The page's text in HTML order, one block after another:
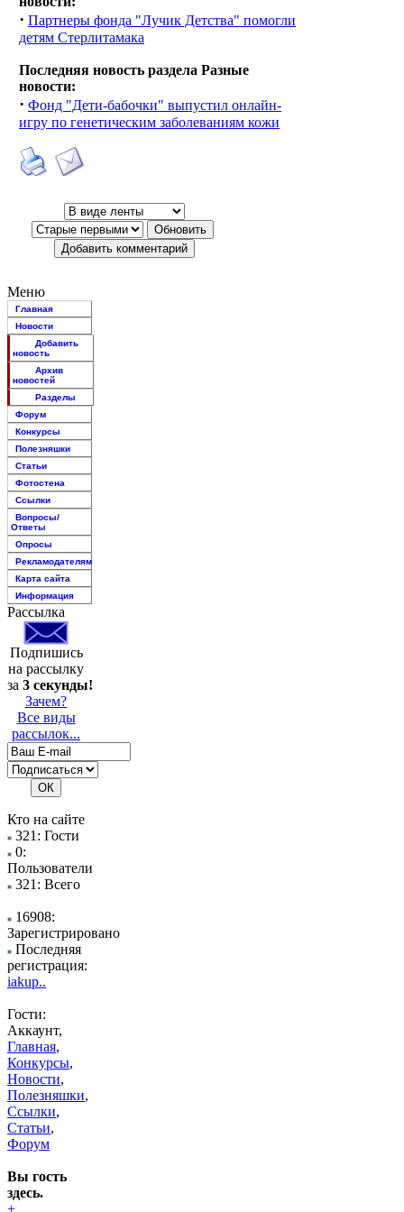
· Партнеры фонда "Лучик Детства" помогли
детям Стерлитамака
Последняя новость раздела Разные
новости:
· Фонд "Дети-бабочки" выпустил онлайн-
игру по генетическим заболеваниям кожи
Меню
Главная
Новости
Добавить
новость
Архив
новостей
Разделы
Форум
Конкурсы
Полезняшки
Статьи
Фотостена
Ссылки
Вопросы/
Ответы
Опросы
Рекламодателям
Карта сайта
Информация
Рассылка
Подпишись
на рассылку
за 3 секунды!
Зачем?
Все виды
рассылок...
Кто на сайте
321: Гости
0:
Пользователи
321: Всего
16908:
Зарегистрировано
Последняя
регистрация:
iakup..
Гости:
Аккаунт,
Главная,
Конкурсы,
Новости,
Полезняшки,
Ссылки,
Статьи,
Форум
Вы гость
здесь.
+